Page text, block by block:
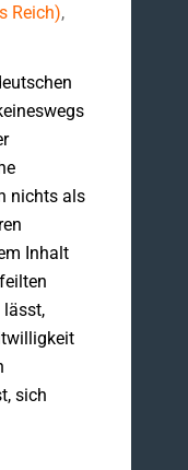
Reich),
nichts als
Inhalt
lässt,
sich